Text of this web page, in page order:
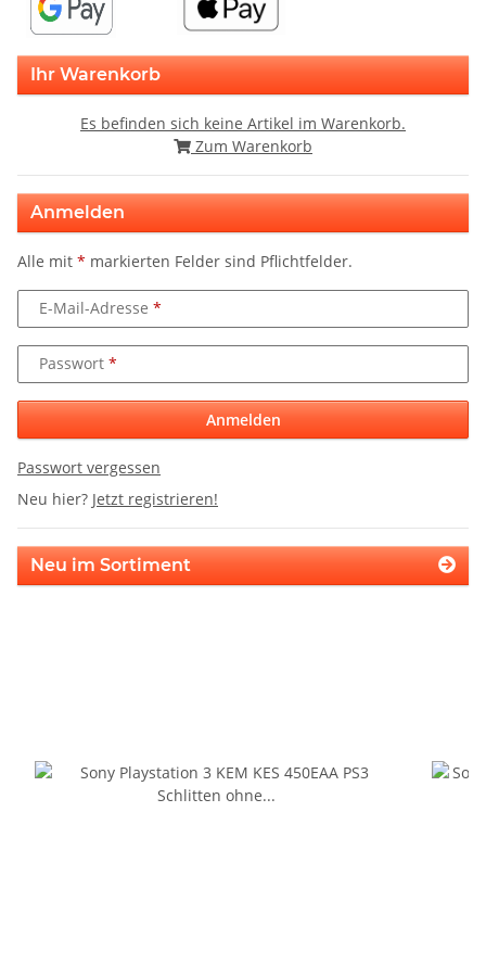
Ihr Warenkorb
Es befinden sich keine Artikel im Warenkorb.
Zum Warenkorb
Anmelden
Alle mit * markierten Felder sind Pflichtfelder.
E-Mail-Adresse
Passwort
Anmelden
Passwort vergessen
Neu hier? Jetzt registrieren!
Neu im Sortiment